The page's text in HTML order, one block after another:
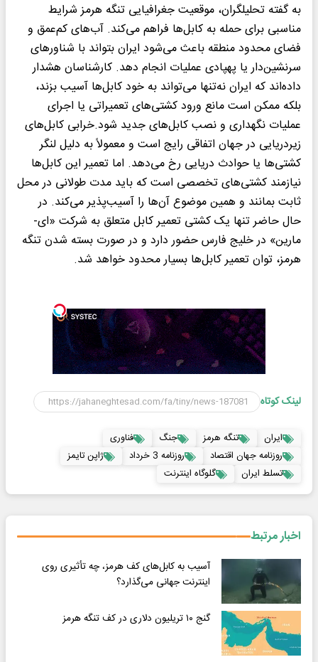
به گفته تحلیلگران، موقعیت جغرافیایی تنگه هرمز شرایط
مناسبی برای حمله به کابل‌ها فراهم می‌کند. آب‌های کم‌عمق و
فضای محدود منطقه باعث می‌شود ایران بتواند با شناورهای
سرنشین‌دار یا پهپادی عملیات انجام دهد. کارشناسان هشدار
داده‌اند که ایران نه‌تنها می‌تواند به خود کابل‌ها آسیب بزند،
بلکه ممکن است مانع ورود کشتی‌های تعمیراتی یا اجرای
عملیات نگهداری و نصب کابل‌های جدید شود.خرابی کابل‌های
زیردریایی در جهان اتفاقی رایج است و معمولاً به دلیل لنگر
کشتی‌ها یا حوادث دریایی رخ می‌دهد. اما تعمیر این کابل‌ها
نیازمند کشتی‌های تخصصی است که باید مدت طولانی در محل
ثابت بمانند و همین موضوع آن‌ها را آسیب‌پذیر می‌کند. در
حال حاضر تنها یک کشتی تعمیر کابل متعلق به شرکت «ای-
مارین» در خلیج فارس حضور دارد و در صورت بسته شدن تنگه
هرمز، توان تعمیر کابل‌ها بسیار محدود خواهد شد.
لینک کوتاه
ایران تنگه هرمز جنگ
فناوری
روزنامه جهان اقتصاد
روزنامه 3 خرداد
ژاپن تایمز
تسلط ایران
گلوگاه اینترنت
اخبار مرتبط
آسیب به کابل‌های کف هرمز، چه تأثیری روی
اینترنت جهانی می‌گذارد؟
گنج ۱۰ تریلیون دلاری در کف تنگه هرمز